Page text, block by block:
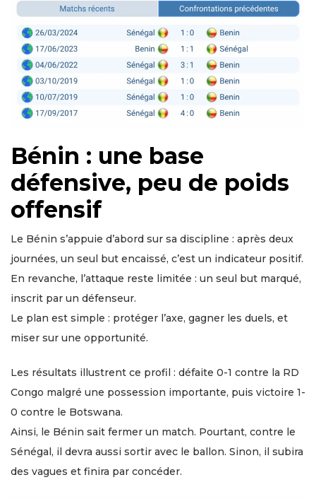
Bénin : une base
défensive, peu de poids
offensif
Le Bénin s’appuie d’abord sur sa discipline : après deux
journées, un seul but encaissé, c’est un indicateur positif.
En revanche, l’attaque reste limitée : un seul but marqué,
inscrit par un défenseur.
Le plan est simple : protéger l’axe, gagner les duels, et
miser sur une opportunité.
Les résultats illustrent ce profil : défaite 0-1 contre la RD
Congo malgré une possession importante, puis victoire 1-
0 contre le Botswana.
Ainsi, le Bénin sait fermer un match. Pourtant, contre le
Sénégal, il devra aussi sortir avec le ballon. Sinon, il subira
des vagues et finira par concéder.